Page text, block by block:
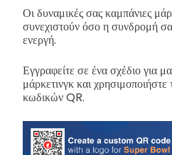
Οι δυναμικές σας καμπάνιες
συνεχιστούν όσο η συνδρομή
ενεργή.
Εγγραφείτε σε ένα σχέδιο για
μάρκετινγκ και
κωδικών QR.